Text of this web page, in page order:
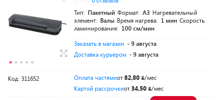
Тип: Пакетный Формат: A3 Нагревательный
элемент: Валы Время нагрева: 1 мин Скорость
ламинирования: 100 см/мин
Заказать в магазин - 9 августа
Доставка курьером - 9 августа
Код: 311652 Оплата частямиот82,80
/мес
Картой рассрочкиот34,50 /мес